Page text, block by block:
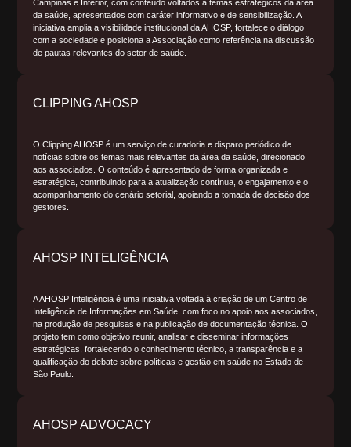
Campinas e Interior, com conteúdo voltados a temas estratégicos da área
da saúde, apresentados com caráter informativo e de sensibilização. A
iniciativa amplia a visibilidade institucional da AHOSP, fortalece o diálogo
com a sociedade e posiciona a Associação como referência na discussão
de pautas relevantes do setor de saúde.
CLIPPING AHOSP
O Clipping AHOSP é um serviço de curadoria e disparo periódico de
notícias sobre os temas mais relevantes da área da saúde, direcionado
aos associados. O conteúdo é apresentado de forma organizada e
estratégica, contribuindo para a atualização contínua, o engajamento e o
acompanhamento do cenário setorial, apoiando a tomada de decisão dos
gestores.
AHOSP INTELIGÊNCIA
A AHOSP Inteligência é uma iniciativa voltada à criação de um Centro de
Inteligência de Informações em Saúde, com foco no apoio aos associados,
na produção de pesquisas e na publicação de documentação técnica. O
projeto tem como objetivo reunir, analisar e disseminar informações
estratégicas, fortalecendo o conhecimento técnico, a transparência e a
qualificação do debate sobre políticas e gestão em saúde no Estado de
São Paulo.
AHOSP ADVOCACY